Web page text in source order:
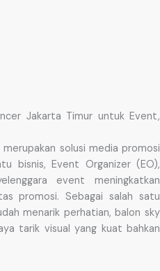
Jakarta Timur untuk Event,
solusi media promosi
bisnis, Event Organizer (EO),
event meningkatkan
promosi. Sebagai salah satu
menarik perhatian, balon sky
tarik visual yang kuat bahkan